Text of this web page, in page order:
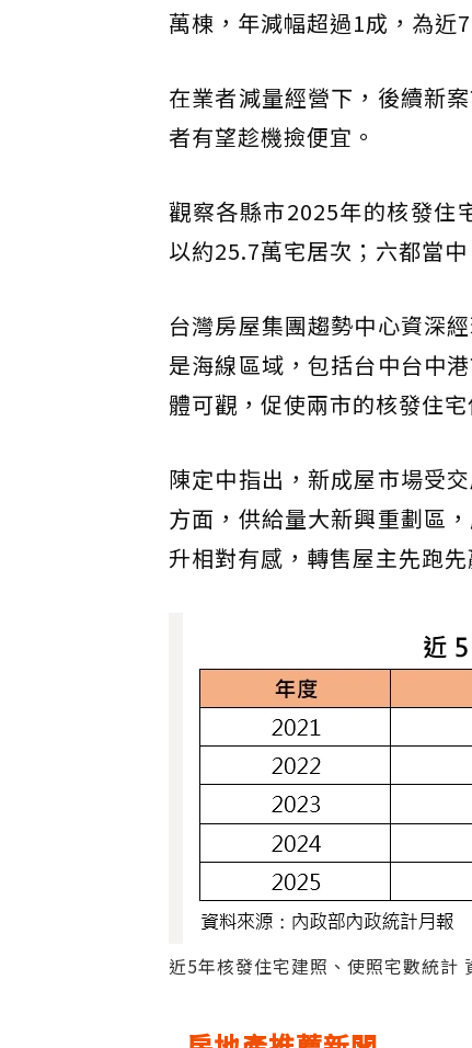
萬棟，年減幅超過1成，為近
在業者減量經營下，後續新
者有望趁機撿便宜。
觀察各縣市2025年的核發住
以約25.7萬宅居次；六都當
台灣房屋集團趨勢中心資深
是海線區域，包括台中台中
體可觀，促使兩市的核發住宅
陳定中指出，新成屋市場受
方面，供給量大新興重劃區
升相對有感，轉售屋主先跑
近5年核發住宅建照、使照宅數統計